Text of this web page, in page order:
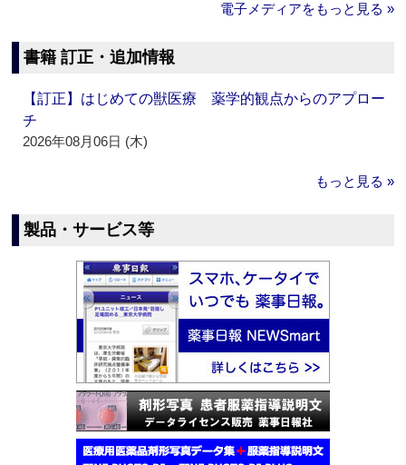
電子メディアをもっと見る »
書籍 訂正・追加情報
【訂正】はじめての獣医療 薬学的観点からのアプロー
チ
2026年08月06日 (木)
もっと見る »
製品・サービス等